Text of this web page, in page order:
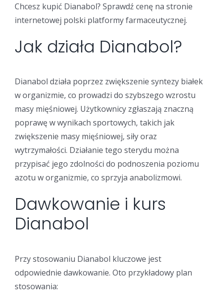
Chcesz kupić Dianabol? Sprawdź cenę na stronie
internetowej polski platformy farmaceutycznej.
Jak działa Dianabol?
Dianabol działa poprzez zwiększenie syntezy białek
w organizmie, co prowadzi do szybszego wzrostu
masy mięśniowej. Użytkownicy zgłaszają znaczną
poprawę w wynikach sportowych, takich jak
zwiększenie masy mięśniowej, siły oraz
wytrzymałości. Działanie tego sterydu można
przypisać jego zdolności do podnoszenia poziomu
azotu w organizmie, co sprzyja anabolizmowi.
Dawkowanie i kurs
Dianabol
Przy stosowaniu Dianabol kluczowe jest
odpowiednie dawkowanie. Oto przykładowy plan
stosowania: